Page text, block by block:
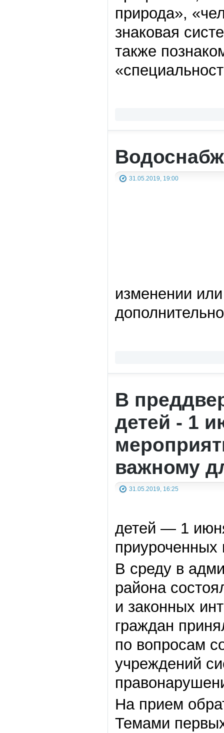
природа»,
знаковая
также
31.05.2019, 19:00
изменении
В
детей - 1
важному
31.05.2019, 16:25
детей — 1
приуроченных
В среду в
района
и законных
граждан
по вопросам
учреждений
На прием
Темами